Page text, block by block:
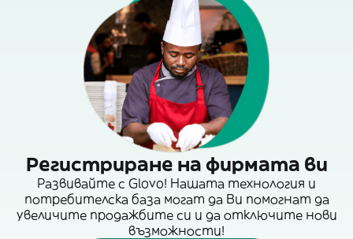
Регистриране на фирмата ви
Развивайте с Glovo! Нашата технология и
потребителска база могат да Ви помогнат да
увеличите продажбите си и да отключите нови
възможности!